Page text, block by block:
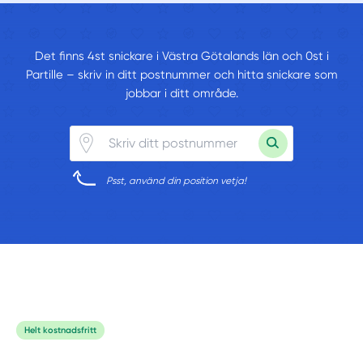
Det finns 4st snickare i Västra Götalands län och 0st i
Partille – skriv in ditt postnummer och hitta snickare som
jobbar i ditt område.
Psst, använd din position vetja!
Helt kostnadsfritt